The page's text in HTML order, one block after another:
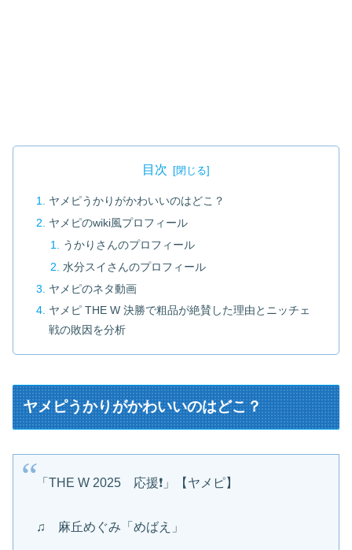
目次
ヤメピうかりがかわいいのはどこ？
ヤメピのwiki風プロフィール
うかりさんのプロフィール
水分スイさんのプロフィール
ヤメピのネタ動画
ヤメピ THE W 決勝で粗品が絶賛した理由とニッチェ
戦の敗因を分析
ヤメピうかりがかわいいのはどこ？
「THE W 2025 応援❗」【ヤメピ】
♫ 麻丘めぐみ「めばえ」